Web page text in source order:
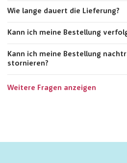
Wie lange dauert die Lieferung?
Kann ich meine Bestellung
Kann ich meine Bestellung
stornieren?
Weitere Fragen anzeigen